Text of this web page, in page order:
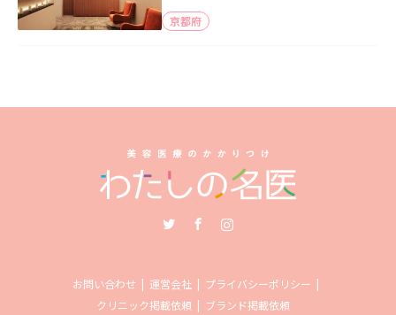
京都府
お問い合わせ 運営会社
プライバシーポリシー
クリニック掲載依頼
ブランド掲載依頼